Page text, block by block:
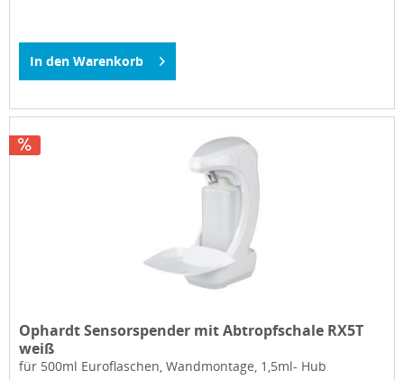
In den Warenkorb
Ophardt Sensorspender mit Abtropfschale RX5T
weiß
für 500ml Euroflaschen, Wandmontage, 1,5ml- Hub